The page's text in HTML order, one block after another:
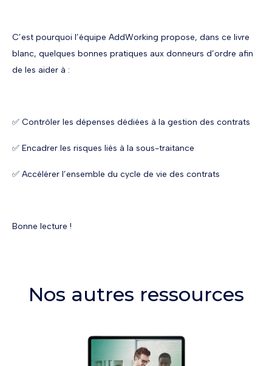
C’est pourquoi l’équipe AddWorking propose, dans ce livre
blanc, quelques bonnes pratiques aux donneurs d’ordre afin
de les aider à :
✅ Contrôler les dépenses dédiées à la gestion des contrats
✅ Encadrer les risques liés à la sous-traitance
✅ Accélérer l’ensemble du cycle de vie des contrats
Bonne lecture !
Nos autres ressources